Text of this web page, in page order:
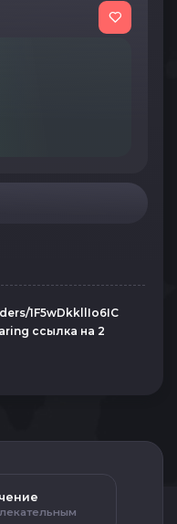
1F5wDkkllIo6IC
ссылка на 2